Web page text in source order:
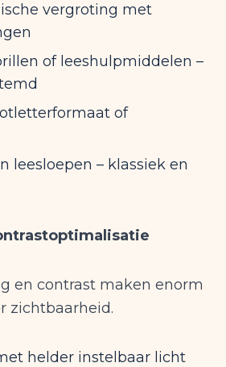
vergroting met
of leeshulpmiddelen –
of
leesloepen – klassiek en
en contrast maken enorm
zichtbaarheid.
helder instelbaar licht